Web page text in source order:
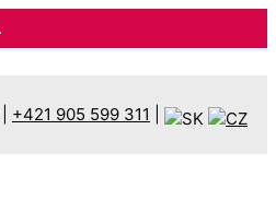
+421 905 599 311